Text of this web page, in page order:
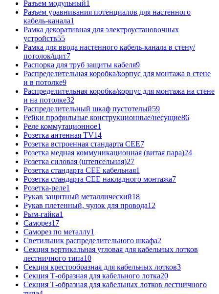
Разъем модульный1
Разъем уравнивания потенциалов для настенного
кабель-канала1
Рамка декоративная для электроустановочных
устройств55
Рамка для ввода настенного кабель-канала в стену/
потолок/щит7
Распорка для труб защиты кабеля9
Распределительная коробка/корпус для монтажа в стене
и в потолке9
Распределительная коробка/корпус для монтажа на стене
и на потолке32
Распределительный шкаф пустотелый59
Рейки профильные конструкционные/несущие86
Реле коммутационное1
Розетка антенная TV14
Розетка встроенная стандарта CEE7
Розетка медная коммуникационная (витая пара)24
Розетка силовая (штепсельная)27
Розетка стандарта СЕЕ кабельная1
Розетка стандарта СЕЕ накладного монтажа7
Розетка-реле1
Рукав защитный металлический18
Рукав плетенный, чулок для провода12
Рым-гайка1
Саморез17
Саморез по металлу1
Светильник распределительного шкафа2
Секция вертикальная угловая для кабельных лотков
лестничного типа10
Секция крестообразная для кабельных лотков3
Секция Т-образная для кабельного лотка20
Секция Т-образная для кабельных лотков лестничного